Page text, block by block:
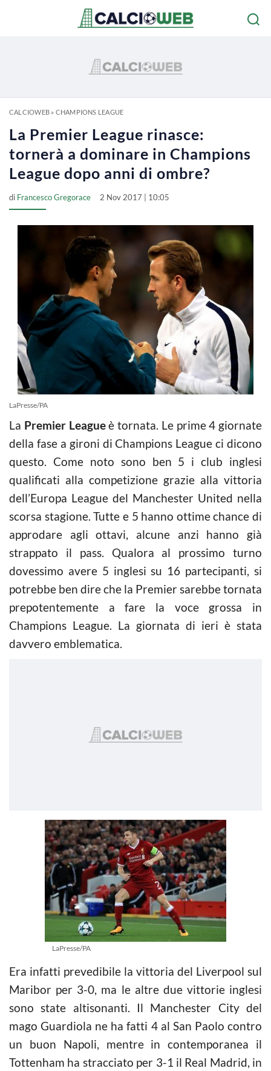
CALCIOWEB» CHAMPIONS LEAGUE
La Premier League rinasce:
tornerà a dominare in Champions
League dopo anni di ombre?
di Francesco Gregorace 2 Nov 2017 | 10:05
LaPresse/PA
La Premier Leagueè tornata. Le prime 4 giornate
della fase a gironi di Champions League ci dicono
questo. Come noto sono ben 5 i club inglesi
qualificati alla competizione grazie alla vittoria
dell’Europa League del Manchester United nella
scorsa stagione. Tutte e 5 hanno ottime chance di
approdare agli ottavi, alcune anzi hanno già
strappato il pass. Qualora al prossimo turno
dovessimo avere 5 inglesi su 16 partecipanti, si
potrebbe ben dire che la Premier sarebbe tornata
prepotentemente a fare la voce grossa in
Champions League. La giornata di ieri è stata
davvero emblematica.
LaPresse/PA
Era infatti prevedibile la vittoria del Liverpool sul
Maribor per 3-0, ma le altre due vittorie inglesi
sono state altisonanti. Il Manchester City del
mago Guardiola ne ha fatti 4 al San Paolo contro
un buon Napoli, mentre in contemporanea il
Tottenham ha stracciato per 3-1 il Real Madrid, in